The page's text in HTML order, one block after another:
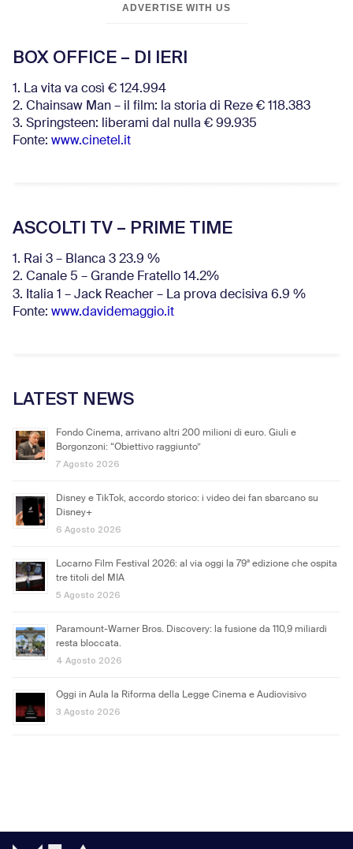
ADVERTISE WITH US
BOX OFFICE – DI IERI
1. La vita va così € 124.994
2. Chainsaw Man – il film: la storia di Reze € 118.383
3. Springsteen: liberami dal nulla € 99.935
Fonte: www.cinetel.it
ASCOLTI TV – PRIME TIME
1. Rai 3 – Blanca 3 23.9 %
2. Canale 5 – Grande Fratello 14.2%
3. Italia 1 – Jack Reacher – La prova decisiva 6.9 %
Fonte: www.davidemaggio.it
LATEST NEWS
Fondo Cinema, arrivano altri 200 milioni di euro. Giuli e
Borgonzoni: “Obiettivo raggiunto”
7 Agosto 2026
Disney e TikTok, accordo storico: i video dei fan sbarcano su
Disney+
6 Agosto 2026
Locarno Film Festival 2026: al via oggi la 79ª edizione che ospita
tre titoli del MIA
5 Agosto 2026
Paramount-Warner Bros. Discovery: la fusione da 110,9 miliardi
resta bloccata.
4 Agosto 2026
Oggi in Aula la Riforma della Legge Cinema e Audiovisivo
3 Agosto 2026